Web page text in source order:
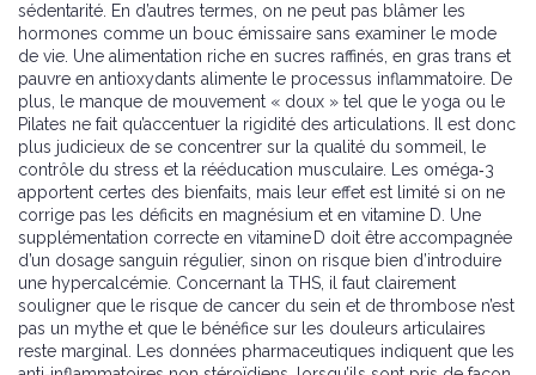
sédentarité. En d’autres termes, on ne peut pas blâmer les
hormones comme un bouc émissaire sans examiner le mode
de vie. Une alimentation riche en sucres raffinés, en gras trans et
pauvre en antioxydants alimente le processus inflammatoire. De
plus, le manque de mouvement « doux » tel que le yoga ou le
Pilates ne fait qu’accentuer la rigidité des articulations. Il est donc
plus judicieux de se concentrer sur la qualité du sommeil, le
contrôle du stress et la rééducation musculaire. Les oméga‑3
apportent certes des bienfaits, mais leur effet est limité si on ne
corrige pas les déficits en magnésium et en vitamine D. Une
supplémentation correcte en vitamine D doit être accompagnée
d’un dosage sanguin régulier, sinon on risque bien d’introduire
une hypercalcémie. Concernant la THS, il faut clairement
souligner que le risque de cancer du sein et de thrombose n’est
pas un mythe et que le bénéfice sur les douleurs articulaires
reste marginal. Les données pharmaceutiques indiquent que les